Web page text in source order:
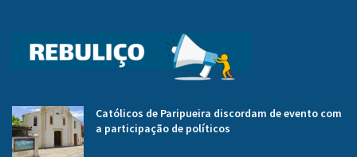
Católicos de Paripueira discordam de evento com
a participação de políticos